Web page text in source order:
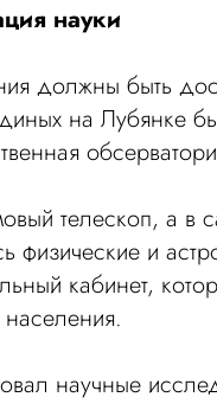
науки
должны быть
на Лубянке
телескоп, а в
физические и
кабинет,
научные